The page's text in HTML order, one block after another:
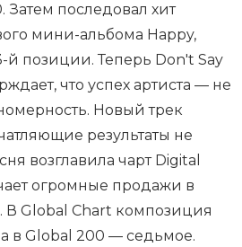
Затем последовал хит
мини-альбома Happy,
позиции. Теперь Don't Say
что успех артиста — не
Новый трек
результаты не
возглавила чарт Digital
огромные продажи в
Global Chart композиция
а в Global 200 — седьмое.